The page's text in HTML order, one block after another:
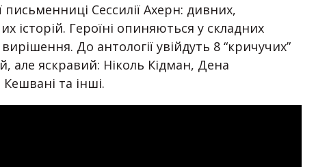
письменниці Сессилії Ахерн: дивних,
історій. Героїні опиняються у складних
До антології увійдуть 8 “кричучих”
але яскравий: Ніколь Кідман, Дена
та інші.